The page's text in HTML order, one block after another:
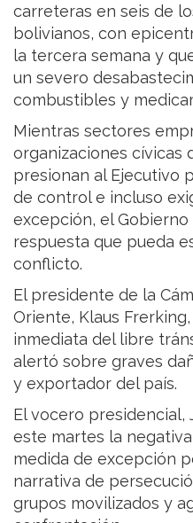
carreteras en seis de
bolivianos, con
la tercera semana y
un severo
combustibles y
Mientras sectores
organizaciones cívicas
presionan al Ejecutivo
de control e incluso
excepción, el
respuesta que pueda
conflicto.
El presidente de la
Oriente, Klaus
inmediata del libre
alertó sobre graves
y exportador del país.
El vocero presidencial,
este martes la
medida de excepción
narrativa de
grupos movilizados y